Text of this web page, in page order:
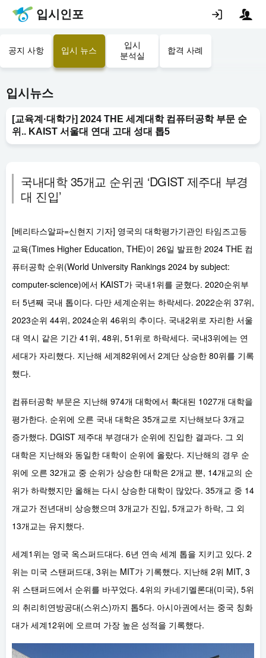
입시인포
공지 사항 입시 뉴스
입시
분석실
합격 사례
입시뉴스
[교육계·대학가] 2024 THE 세계대학 컴퓨터공학 부문 순
위.. KAIST 서울대 연대 고대 성대 톱5
국내대학 35개교 순위권 ‘DGIST 제주대 부경
대 진입’
[베리타스알파=신현지 기자] 영국의 대학평가기관인 타임즈고등
교육(Times Higher Education, THE)이 26일 발표한 2024 THE 컴
퓨터공학 순위(World University Rankings 2024 by subject:
computer-science)에서 KAIST가 국내1위를 굳혔다. 2020순위부
터 5년째 국내 톱이다. 다만 세계순위는 하락세다. 2022순위 37위,
2023순위 44위, 2024순위 46위의 추이다. 국내2위로 자리한 서울
대 역시 같은 기간 41위, 48위, 51위로 하락세다. 국내3위에는 연
세대가 자리했다. 지난해 세계82위에서 2계단 상승한 80위를 기록
했다.
컴퓨터공학 부문은 지난해 974개 대학에서 확대된 1027개 대학을
평가한다. 순위에 오른 국내 대학은 35개교로 지난해보다 3개교
증가했다. DGIST 제주대 부경대가 순위에 진입한 결과다. 그 외
대학은 지난해와 동일한 대학이 순위에 올랐다. 지난해의 경우 순
위에 오른 32개교 중 순위가 상승한 대학은 2개교 뿐, 14개교의 순
위가 하락했지만 올해는 다시 상승한 대학이 많았다. 35개교 중 14
개교가 전년대비 상승했으며 3개교가 진입, 5개교가 하락, 그 외
13개교는 유지했다.
세계1위는 영국 옥스퍼드대다. 6년 연속 세계 톱을 지키고 있다. 2
위는 미국 스탠퍼드대, 3위는 MIT가 기록했다. 지난해 2위 MIT, 3
위 스탠퍼드에서 순위를 바꾸었다. 4위의 카네기멜론대(미국), 5위
의 취리히연방공대(스위스)까지 톱5다. 아시아권에서는 중국 칭화
대가 세계12위에 오르며 가장 높은 성적을 기록했다.